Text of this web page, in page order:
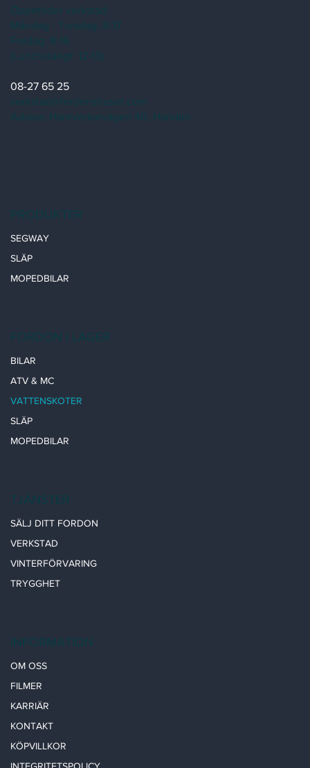
PRODUKTER
SEGWAY
SLÄP
MOPEDBILAR
FORDON I LAGER
BILAR
ATV & MC
VATTENSKOTER
SLÄP
MOPEDBILAR
TJÄNSTER
SÄLJ DITT FORDON
VERKSTAD
VINTERFÖRVARING
TRYGGHET
INFORMATION
OM OSS
FILMER
KARRIÄR
KONTAKT
KÖPVILLKOR
Öppettider verkstad:
Måndag - Torsdag: 8-17
Fredag: 8-16
(Lunchstängt: 12-13)
08-27 65 25
verkstad@fordonshuset.com
Adress: Hantverkarvägen 40, Handen